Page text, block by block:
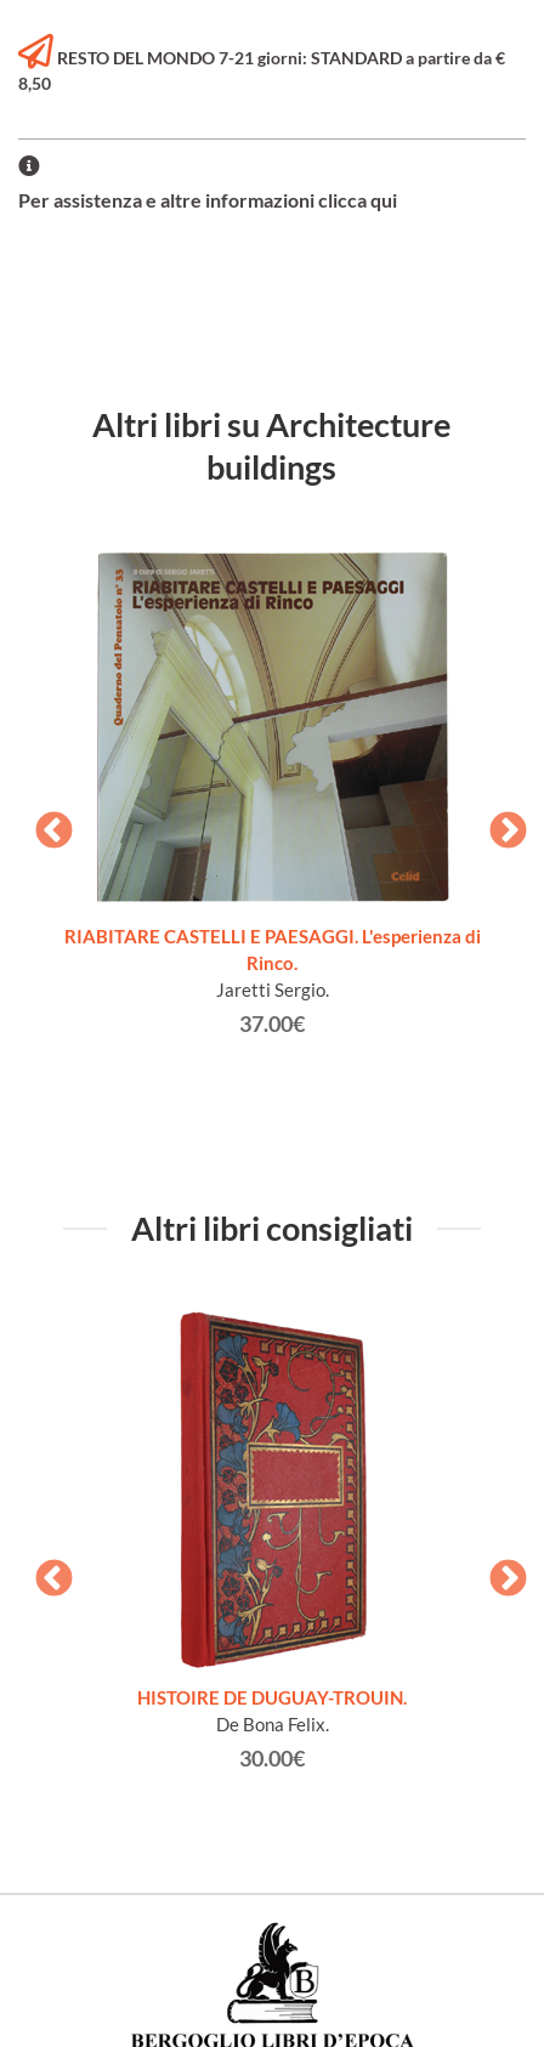
RESTO DEL MONDO 7-21 giorni: STANDARD a partire da €
8,50
Per assistenza e altre informazioni clicca qui
Altri libri su Architecture
buildings
RIABITARE CASTELLI E PAESAGGI. L'esperienza di
Rinco.
Jaretti Sergio.
37.00€
Altri libri consigliati
HISTOIRE DE DUGUAY-TROUIN.
De Bona Felix.
30.00€